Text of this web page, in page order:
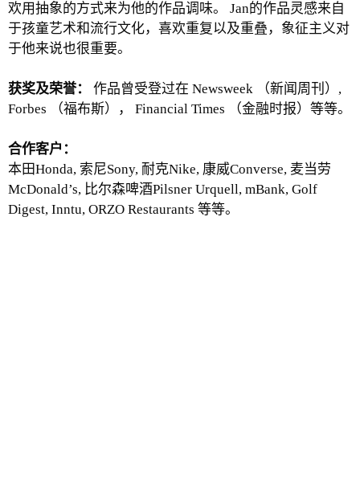
欢用抽象的方式来为他的作品调味。 Jan的作品灵感来自
于孩童艺术和流行文化，喜欢重复以及重叠，象征主义对
于他来说也很重要。
获奖及荣誉：
作品曾受登过在 Newsweek （新闻周刊）,
Forbes （福布斯）， Financial Times （金融时报）等等。
合作客户：
本田Honda, 索尼Sony, 耐克Nike, 康威Converse, 麦当劳
McDonald’s, 比尔森啤酒Pilsner Urquell, mBank, Golf
Digest, Inntu, ORZO Restaurants 等等。